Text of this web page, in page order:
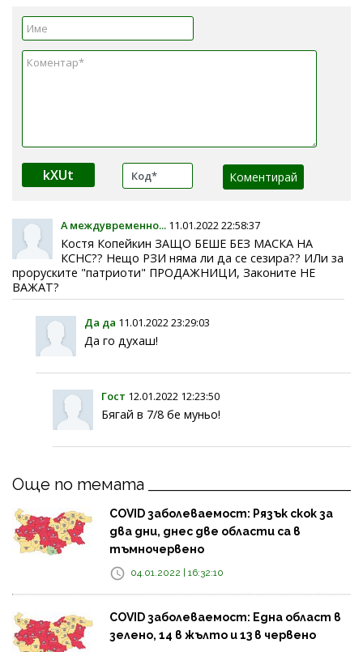
kXUt
А междувременно... 11.01.2022 22:58:37
Костя Копейкин ЗАЩО БЕШЕ БЕЗ МАСКА НА
КСНС?? Нещо РЗИ няма ли да се сезира?? ИЛи за
проруските "патриоти" ПРОДАЖНИЦИ, Законите НЕ
ВАЖАТ?
Да да 11.01.2022 23:29:03
Да го духаш!
Гост 12.01.2022 12:23:50
Бягай в 7/8 бе муньо!
Още по темата
COVID заболеваемост: Рязък скок за
два дни, днес две области са в
тъмночервено
04.01.2022 | 16:32:10
COVID заболеваемост: Една област в
зелено, 14 в жълто и 13 в червено